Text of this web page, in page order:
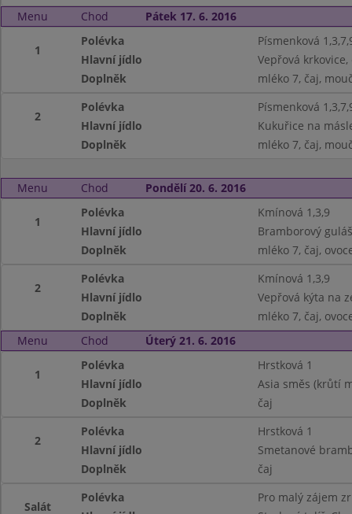
Menu
Chod Pátek 17. 6. 2016
1
Polévka
Písmenková
Hlavní jídlo
Vepřová
Doplněk
mléko 7, čaj,
2
Polévka
Písmenková
Hlavní jídlo
Kukuřice na
Doplněk
mléko 7, čaj,
Menu Chod Pondělí 20. 6. 2016
1
Polévka
Kmínová 1,3,9
Hlavní jídlo
Bramborový
Doplněk
mléko 7, čaj,
2
Polévka
Kmínová 1,3,9
Hlavní jídlo
Vepřová kýta na
Doplněk
mléko 7, čaj,
Menu
Chod Úterý 21. 6. 2016
1
Polévka
Hrstková 1
Hlavní jídlo
Asia směs (krůtí
Doplněk
čaj
2
Polévka
Hrstková 1
Hlavní jídlo
Smetanové
Doplněk
čaj
Salát
Polévka
Pro malý zájem